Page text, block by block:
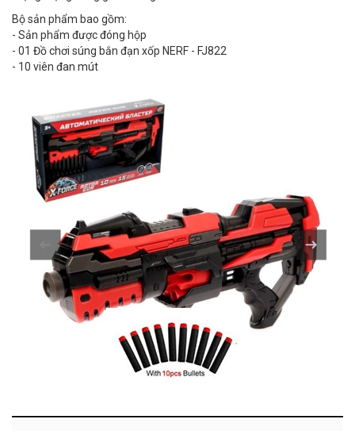
Bộ sản phẩm bao gồm:
- Sản phẩm được đóng hộp
- 01 Đồ chơi súng bắn đạn xốp NERF - FJ822
- 10 viên đan mút